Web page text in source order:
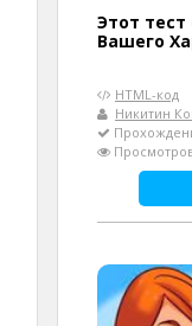
Этот
Вашего
HTML-код
Никитин